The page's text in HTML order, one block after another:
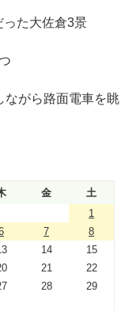
った大佐倉3景
ながら路面電車を眺
金
土
1
7
8
14
15
21
22
28
29